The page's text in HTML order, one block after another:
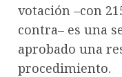
votación –con
contra– es una
aprobado una
procedimiento.